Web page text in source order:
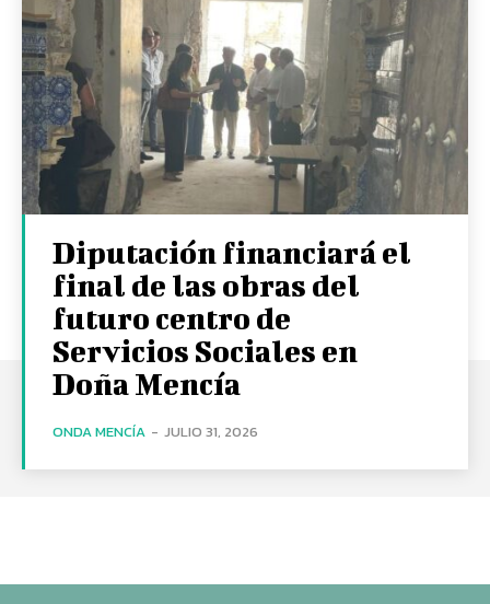
Diputación financiará el
final de las obras del
futuro centro de
Servicios Sociales en
Doña Mencía
ONDA MENCÍA - JULIO 31, 2026